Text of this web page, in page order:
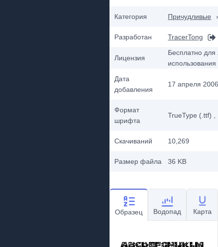
Категория Причудливые ›
Разработан TracerTong
Лицензия
Бесплатно для
использования
Дата
добавления
17 апреля 2006
Формат
шрифта
TrueType (.ttf)
Скачиваний 10,269
Размер файла 36 KB
Образец Водопад Карта